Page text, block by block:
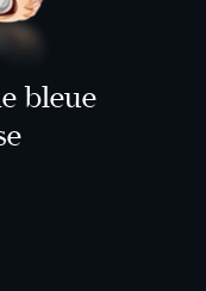
bleue